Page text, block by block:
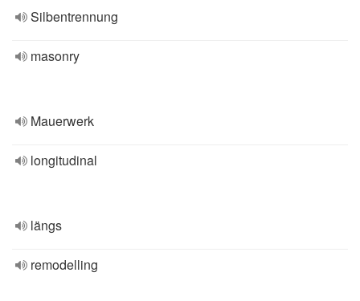
Silbentrennung
masonry
Mauerwerk
longitudinal
längs
remodelling